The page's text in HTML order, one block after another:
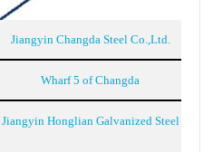
Jiangyin Changda Steel Co.,Ltd.
Wharf 5 of Changda
Jiangyin Honglian Galvanized Steel